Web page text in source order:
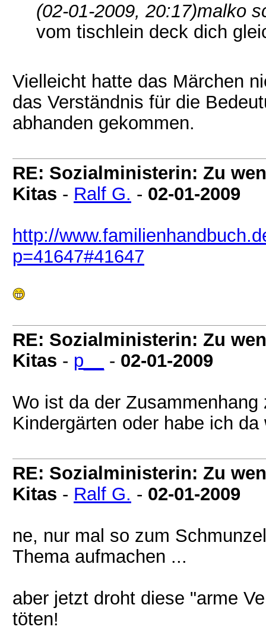
(02-01-2009, 20:17)malko
vom tischlein deck dich
Vielleicht hatte das Märchen
das Verständnis für die
abhanden gekommen.
RE: Sozialministerin: Zu
Kitas - Ralf G. - 02-01-2009
http://
p=41647#41647
RE: Sozialministerin: Zu
Kitas - p__ - 02-01-2009
Wo ist da der
Kindergärten oder habe ich
RE: Sozialministerin: Zu
Kitas - Ralf G. - 02-01-2009
ne, nur mal so zum
Thema aufmachen ...
aber jetzt droht diese "arme
töten!